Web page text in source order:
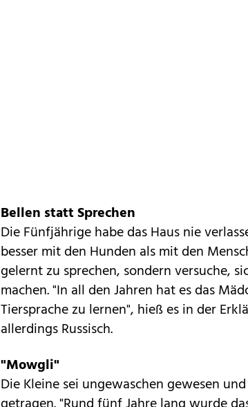
Bellen statt Sprechen
Die Fünfjährige habe das Haus nie
besser mit den Hunden als mit den
gelernt zu sprechen, sondern versuche,
machen. "In all den Jahren hat es das
Tiersprache zu lernen", hieß es in der
allerdings Russisch.
"Mowgli"
Die Kleine sei ungewaschen gewesen